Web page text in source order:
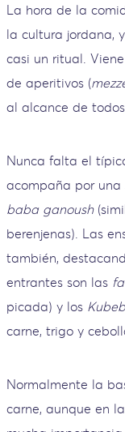
La hora de la
la cultura jordana,
casi un ritual.
de aperitivos (
al alcance de
Nunca falta el
acompaña por una
baba ganoush
berenjenas). Las
también,
entrantes son las
picada) y los
carne, trigo y
Normalmente la
carne, aunque en